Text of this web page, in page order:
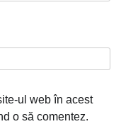
ul web în acest
o să comentez.